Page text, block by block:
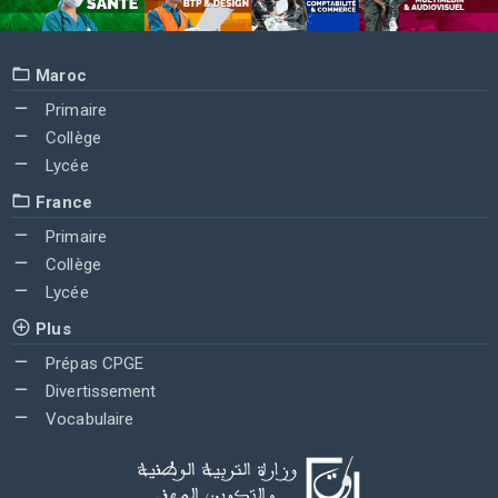
Maroc
Primaire
Collège
Lycée
France
Primaire
Collège
Lycée
Plus
Prépas CPGE
Divertissement
Vocabulaire